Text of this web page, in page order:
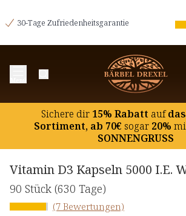
30-Tage Zufriedenheitsgarantie
Sichere dir15% Rabatt auf
Sortiment, ab 70€ sogar20%
SONNENGRUSS
Vitamin D3 Kapseln 5000 I.E.
90 Stück (630 Tage)
(7 Bewertungen)